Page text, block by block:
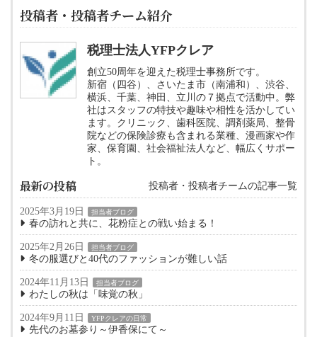
投稿者・投稿者チーム紹介
税理士法人YFPクレア
創立50周年を迎えた税理士事務所です。
新宿（四谷）、さいたま市（南浦和）、渋谷、
横浜、千葉、神田、立川の７拠点で活動中。弊
社はスタッフの特技や趣味や相性を活かしてい
ます。クリニック、歯科医院、調剤薬局、整骨
院などの保険診療も含まれる業種、漫画家や作
家、保育園、社会福祉法人など、幅広くサポー
ト。
最新の投稿 投稿者・投稿者チームの記事一覧
2025年3月19日 担当者ブログ
春の訪れと共に、花粉症との戦い始まる！
2025年2月26日 担当者ブログ
冬の服選びと40代のファッションが難しい話
2024年11月13日 担当者ブログ
わたしの秋は「味覚の秋」
2024年9月11日 YFPクレアの日常
先代のお墓参り～伊香保にて～